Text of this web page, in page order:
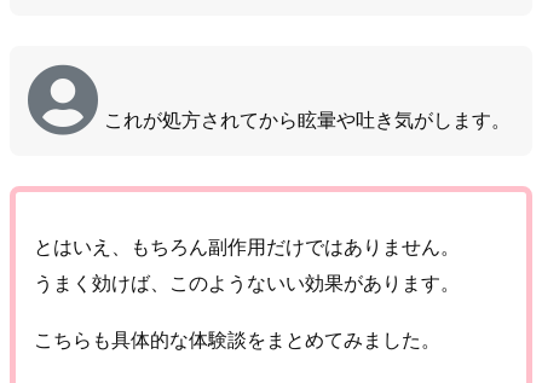
これが処方されてから眩暈や吐き気がします。
とはいえ、もちろん副作用だけではありません。
うまく効けば、このようないい効果があります。
こちらも具体的な体験談をまとめてみました。